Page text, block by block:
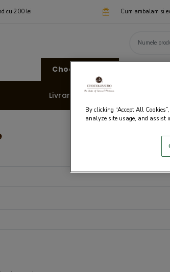
cu 200 lei Cum ambalam si
Chocolissimo
Livrare rapida 🚚
By clicking “Accept All
analyze site usage, and assist